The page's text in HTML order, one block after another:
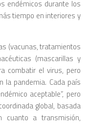
endémicos durante los
tiempo en interiores y
(vacunas, tratamientos
(mascarillas y
combatir el virus, pero
la pandemia. Cada país
aceptable”, pero
global, basada
cuanto a transmisión,